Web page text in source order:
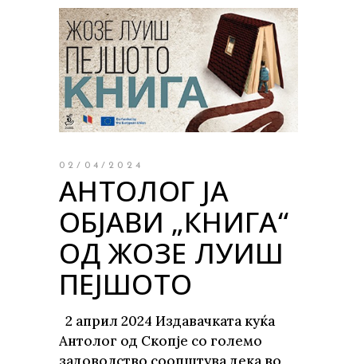
02/04/2024
АНТОЛОГ ЈА
ОБЈАВИ „КНИГА“
ОД ЖОЗЕ ЛУИШ
ПЕЈШОТО
2 април 2024 Издавачката куќа
Антолог од Скопје со големо